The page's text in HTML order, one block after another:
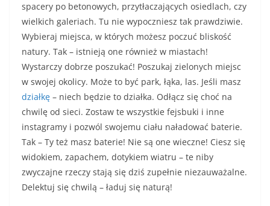
spacery po betonowych, przytłaczających osiedlach, czy
wielkich galeriach. Tu nie wypoczniesz tak prawdziwie.
Wybieraj miejsca, w których możesz poczuć bliskość
natury. Tak – istnieją one również w miastach!
Wystarczy dobrze poszukać! Poszukaj zielonych miejsc
w swojej okolicy. Może to być park, łąka, las. Jeśli masz
działkę – niech będzie to działka. Odłącz się choć na
chwilę od sieci. Zostaw te wszystkie fejsbuki i inne
instagramy i pozwól swojemu ciału naładować baterie.
Tak – Ty też masz baterie! Nie są one wieczne! Ciesz się
widokiem, zapachem, dotykiem wiatru – te niby
zwyczajne rzeczy stają się dziś zupełnie niezauważalne.
Delektuj się chwilą – ładuj się naturą!